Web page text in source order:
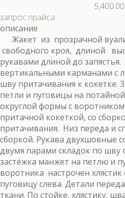
5,400.00
запрос прайса
описание
Жакет из прозрачной
свободного кроя, длиной
рукавами длиной до
вертикальными карманами с
шву притачивания к кокетке.
петли и пуговицы на
округлой формы с
притачной кокеткой, со
притачивания. Низ переда и
сборкой. Рукава двухшовные
двумя парами складок по шву
застёжка манжет на петлю и
воротника настрочен
пуговицу слева. Детали
ткани. По стойке, хлястику,